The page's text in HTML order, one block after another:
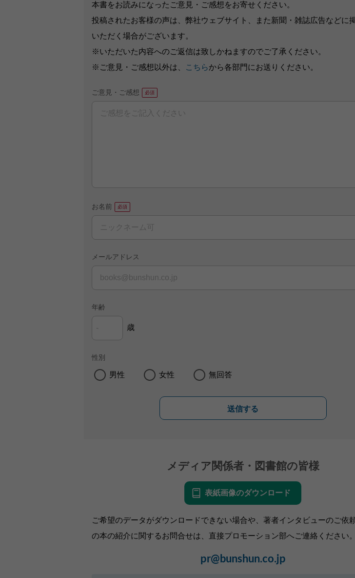
本書をお読みになったご意見・ご感想をお寄せください。
投稿されたお客様の声は、弊社ウェブサイト、また新聞・雑誌広告などに
いただく場合がございます。
※いただいた内容へのご返信は致しかねますのでご了承ください。
※ご意見・ご感想以外は、
こちらから各部門にお送りください。
ご意見・ご感想
お名前
メールアドレス
年齢
歳
性別
男性 女性 無回答
送信する
メディア関係者・図書館の皆様
表紙画像のダウンロード
ご希望のデータがダウンロードできない場合や、著者インタビューのご依
の本の紹介に関するお問合せは、直接プロモーション部へご連絡ください。
pr@bunshun.co.jp